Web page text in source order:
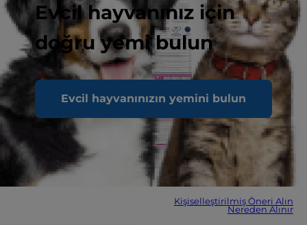
Evcil hayvanınız için
doğru yemi bulun
Evcil hayvanınızın yemini bulun
Kişiselleştirilmiş Öneri Alın
Nereden Alınır